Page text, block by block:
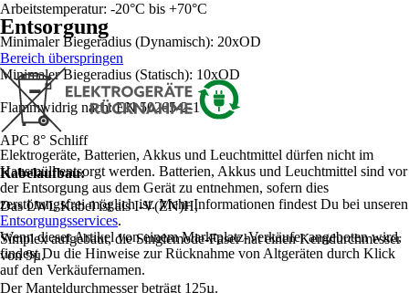
Arbeitstemperatur: -20°C bis +70°C
Minimaler Biegeradius (Dynamisch): 20xOD
Minimaler Biegeradius (Statisch): 10xOD
Flammwidrig nach: EN 50265-2-1
APC 8° Schliff
Kabelaufbau:
Das LWL Kabel ist als I-V(ZN)H,
Simplex aufgebaut, die Singlemode-Faser hat einen Kerndurchmesser
von 9µ.
Der Manteldurchmesser beträgt 125µ.
Entsorgung
Bereich überspringen
Elektrogeräte, Batterien, Akkus und Leuchtmittel dürfen nicht im
Hausmüll entsorgt werden. Batterien, Akkus und Leuchtmittel sind vor
der Entsorgung aus dem Gerät zu entnehmen, sofern dies
zerstörungsfrei möglich ist. Mehr Informationen findest Du bei unseren
Entsorgungsservices.
Wenn dieser Artikel von einem Marktplatz-Verkäufer angeboten wird,
findest Du die Hinweise zur Rücknahme von Altgeräten durch Klick
auf den Verkäufernamen.